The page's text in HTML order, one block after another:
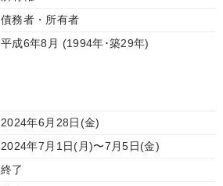
債務者・所有者
平成6年8月 (1994年･築29年)
2024年6月28日(金)
2024年7月1日(月)〜7月5日(金)
終了